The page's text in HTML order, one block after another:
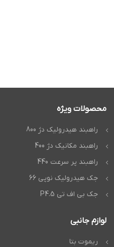
محصولات ویژه
راهبند هیدرولیک دژ 800
راهبند مکانیک دژ 400
راهبند پر سرعت 440
جک هیدرولیک نوپی 66
جک بی اف تی P4.5
لوازم جانبی
ریموت بتا